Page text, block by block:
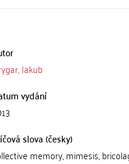
Jakub
vydání
slova (česky)
memory, mimesis,